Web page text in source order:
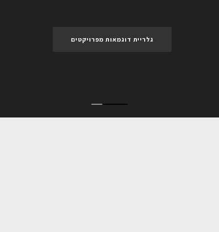
גלריית דוגמאות מפרויקטים